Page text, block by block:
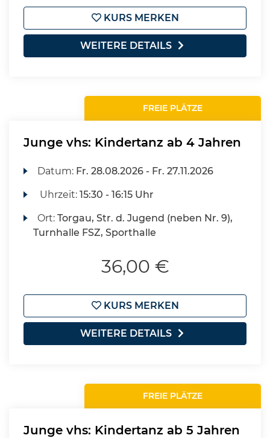
KURS MERKEN
WEITERE DETAILS
FREIE PLÄTZE
Junge vhs: Kindertanz ab 4 Jahren
Datum: Fr. 28.08.2026 - Fr. 27.11.2026
Uhrzeit:15:30 - 16:15 Uhr
Ort:Torgau, Str. d. Jugend (neben Nr. 9),
Turnhalle FSZ, Sporthalle
36,00 €
KURS MERKEN
WEITERE DETAILS
FREIE PLÄTZE
Junge vhs: Kindertanz ab 5 Jahren